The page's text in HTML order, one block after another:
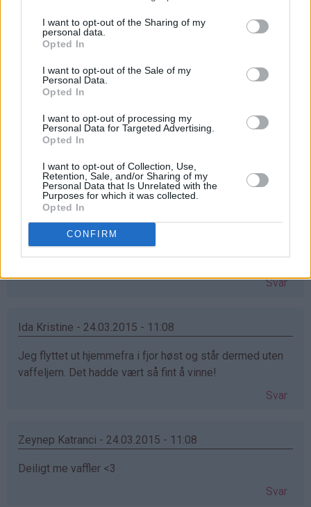
I want to opt-out of the Sharing of my
personal data.
Opted In
I want to opt-out of the Sale of my
Personal Data.
Opted In
I want to opt-out of processing my
Personal Data for Targeted Advertising.
Opted In
I want to opt-out of Collection, Use,
Retention, Sale, and/or Sharing of my
Personal Data that Is Unrelated with the
Purposes for which it was collected.
Opted In
CONFIRM
etter bare en vaffel :( Bettina Kvarmebmk92@live.no
stine-sofie - 24.03.2015 - 11:06
Åh, eg har hatt lyst på vaflar i lang tid no, men har ikkje
hatt vaffeljernet! Dette hadde vore ein perfekt gave til
påska
Monika Dale Berland - 24.03.2015 - 11:08
Har verdens snilleste mamma, som ønsker seg akkurat
dette jernet. Skal gi det til henne om jeg vinner
Svar
Ida Kristine - 24.03.2015 - 11:08
Jeg flyttet ut hjemmefra i fjor høst og står dermed uten
vaffeljern. Det hadde vært så fint å vinne!
Svar
Zeynep Katranci - 24.03.2015 - 11:08
Deiligt me vaffler <3
Svar